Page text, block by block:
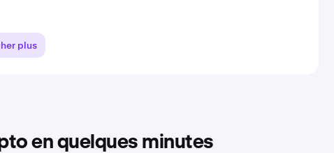
plus
en quelques minutes